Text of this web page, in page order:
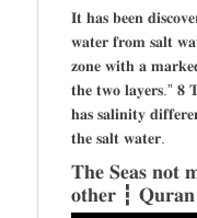
𝐈𝐭 𝐡𝐚𝐬 𝐛𝐞𝐞𝐧
𝐰𝐚𝐭𝐞𝐫 𝐟𝐫𝐨𝐦 𝐬𝐚𝐥𝐭
𝐳𝐨𝐧𝐞 𝐰𝐢𝐭𝐡 𝐚 𝐦𝐚𝐫𝐤𝐞𝐝
𝐭𝐡𝐞 𝐭𝐰𝐨 𝐥𝐚𝐲𝐞𝐫𝐬.” 𝟖
𝐡𝐚𝐬 𝐬𝐚𝐥𝐢𝐧𝐢𝐭𝐲
𝐭𝐡𝐞 𝐬𝐚𝐥𝐭 𝐰𝐚𝐭𝐞𝐫.
𝐓𝐡𝐞 𝐒𝐞𝐚𝐬 𝐧𝐨𝐭
𝐨𝐭𝐡𝐞𝐫 ┇